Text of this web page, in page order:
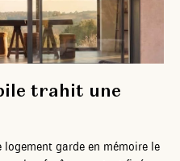
trahit une
garde en mémoire le